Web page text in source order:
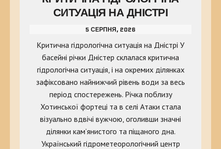
СИТУАЦІЯ НА ДНІСТРІ
5 СЕРПНЯ, 2026
Критична гідрологічна ситуація на Дністрі У
басейні річки Дністер склалася критична
гідрологічна ситуація, і на окремих ділянках
зафіксовано найнижчий рівень води за весь
період спостережень. Річка поблизу
Хотинської фортеці та в селі Атаки стала
візуально вдвічі вужчою, оголивши значні
ділянки кам’янистого та піщаного дна.
Український гідрометеорологічний центр